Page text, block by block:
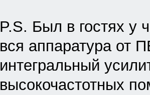
P.S. Был в гостях у
вся аппаратура от
интегральный
высокочастотных